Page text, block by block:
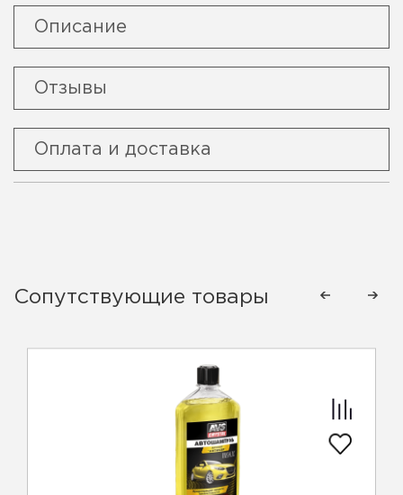
Описание
Отзывы
Оплата и доставка
Сопутствующие товары